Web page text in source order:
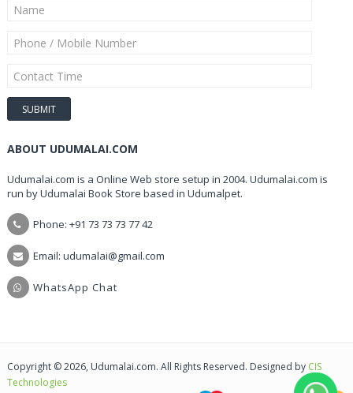
ABOUT UDUMALAI.COM
Udumalai.com is a Online Web store setup in 2004. Udumalai.com is
run by Udumalai Book Store based in Udumalpet.
Phone: +91 73 73 73 77 42
Email: udumalai@gmail.com
WhatsApp Chat
Copyright © 2026, Udumalai.com. All Rights Reserved. Designed by CIS
Technologies